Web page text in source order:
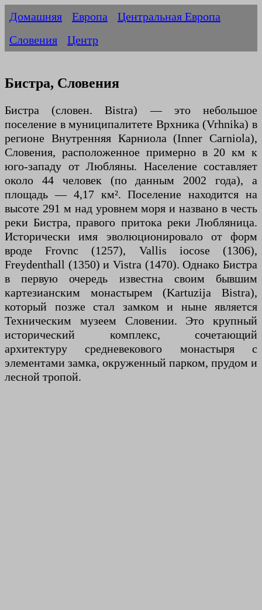
Домашняя Европа
Центральная Европа
Словения
Центр
Бистра, Словения
Бистра (словен. Bistra) — это небольшое
поселение в муниципалитете Врхника (Vrhnika) в
регионе Внутренняя Карниола (Inner Carniola),
Словения, расположенное примерно в 20 км к
юго-западу от Любляны. Население составляет
около 44 человек (по данным 2002 года), а
площадь — 4,17 км². Поселение находится на
высоте 291 м над уровнем моря и названо в честь
реки Бистра, правого притока реки Любляница.
Исторически имя эволюционировало от форм
вроде Frovnc (1257), Vallis iocose (1306),
Freydenthall (1350) и Vistra (1470). Однако Бистра
в первую очередь известна своим бывшим
картезианским монастырем (Kartuzija Bistra),
который позже стал замком и ныне является
Техническим музеем Словении. Это крупный
исторический комплекс, сочетающий
архитектуру средневекового монастыря с
элементами замка, окруженный парком, прудом и
лесной тропой.